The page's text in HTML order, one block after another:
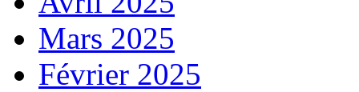
Mars 2025
Février 2025